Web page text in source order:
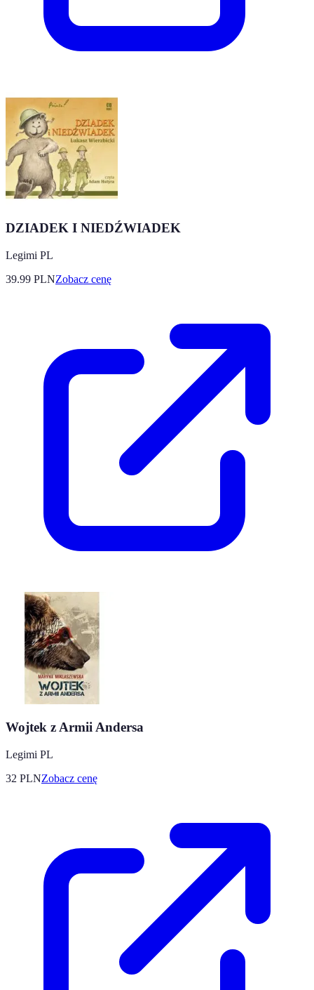
DZIADEK I NIEDŹWIADEK
Legimi PL
39.99 PLNZobacz cenę
Wojtek z Armii Andersa
Legimi PL
32 PLNZobacz cenę